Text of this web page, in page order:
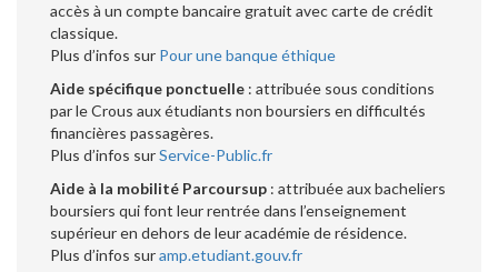
accès à un compte bancaire gratuit avec carte de crédit
classique.
Plus d’infos sur Pour une banque éthique
Aide spécifique ponctuelle : attribuée sous conditions
par le Crous aux étudiants non boursiers en difficultés
financières passagères.
Plus d’infos surService-Public.fr
Aide à la mobilité Parcoursup : attribuée aux bacheliers
boursiers qui font leur rentrée dans l’enseignement
supérieur en dehors de leur académie de résidence.
Plus d’infos suramp.etudiant.gouv.fr